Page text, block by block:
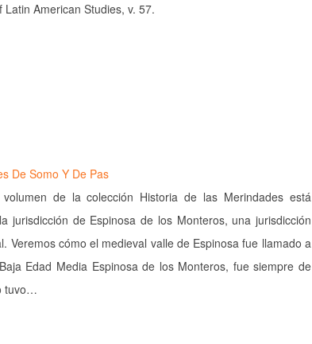
Latin American Studies, v. 57.
De Somo Y De Pas
de la colección Historia de las Merindades está
jurisdicción de Espinosa de los Monteros, una jurisdicción
Veremos cómo el medieval valle de Espinosa fue llamado a
Edad Media Espinosa de los Monteros, fue siempre de
tuvo…